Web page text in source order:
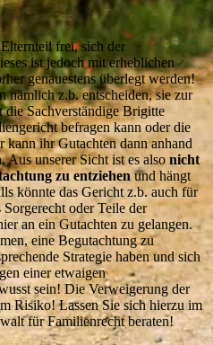
frei, sich der
ist jedoch mit erheblichen
genauestens überlegt werden!
nämlich z.b. entscheiden, sie zur
Sachverständige Brigitte
befragen kann oder die
kann ihr Gutachten dann anhand
Aus unserer Sicht ist es also nicht
zu entziehen und hängt
könnte das Gericht z.b. auch für
oder Teile der
an ein Gutachten zu gelangen.
eine Begutachtung zu
Strategie haben und sich
einer etwaigen
sein! Die Verweigerung der
Risiko! Lassen Sie sich hierzu im
für Familienrecht beraten!